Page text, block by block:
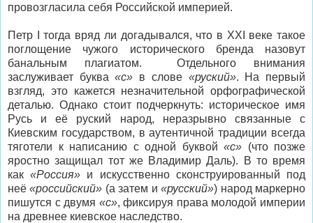
провозгласила себя Российской империей.
Петр I тогда вряд ли догадывался, что в XXI веке такое
поглощение чужого исторического бренда назовут
банальным плагиатом. Отдельного внимания
заслуживает буква«с» в слове «руский». На первый
взгляд, это кажется незначительной орфографической
деталью. Однако стоит подчеркнуть: историческое имя
Русь и её руский народ, неразрывно связанные с
Киевским государством, в аутентичной традиции всегда
тяготели к написанию с одной буквой «с» (что позже
яростно защищал тот же Владимир Даль). В то время
как«Россия» и искусственно сконструированный под
неё«российский» (а затем и«русский») народ маркерно
пишутся с двумя «с», фиксируя права молодой империи
на древнее киевское наследство.